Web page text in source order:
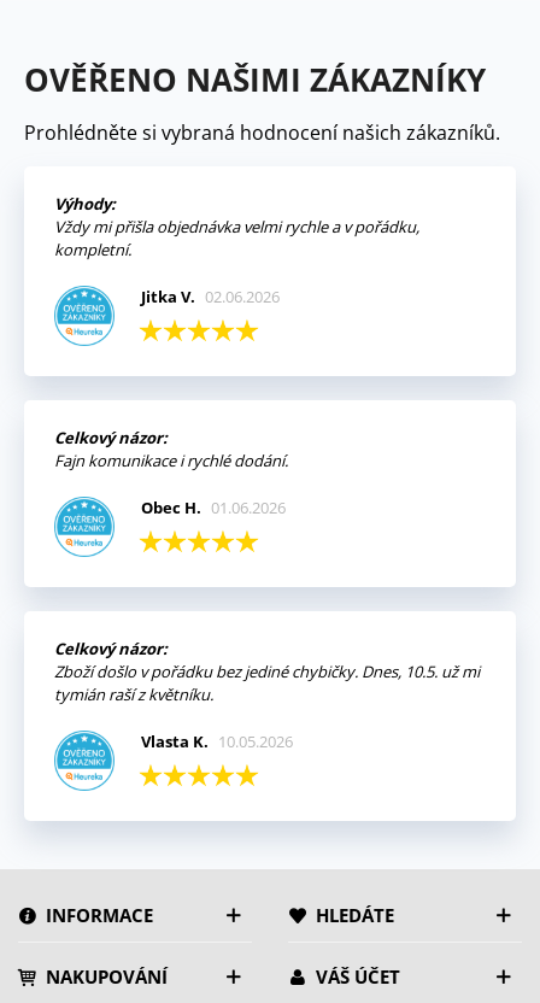
OVĚŘENO NAŠIMI ZÁKAZNÍKY
Prohlédněte si vybraná hodnocení našich zákazníků.
Výhody:
Vždy mi přišla objednávka velmi rychle a v pořádku,
kompletní.
Jitka V. 02.06.2026
Celkový názor:
Fajn komunikace i rychlé dodání.
Obec H. 01.06.2026
Celkový názor:
Zboží došlo v pořádku bez jediné chybičky. Dnes, 10.5. už mi
tymián raší z květníku.
Vlasta K. 10.05.2026
INFORMACE HLEDÁTE
NAKUPOVÁNÍ VÁŠ ÚČET